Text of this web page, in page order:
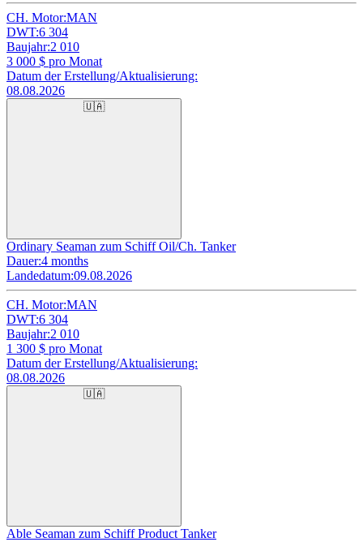
CH. Motor:MAN
DWT:6 304
Baujahr:2 010
3 000 $ pro Monat
Datum der Erstellung/Aktualisierung:
08.08.2026
🇺🇦
Ordinary Seaman zum Schiff Oil/Ch. Tanker
Dauer:4 months
Landedatum:09.08.2026
CH. Motor:MAN
DWT:6 304
Baujahr:2 010
1 300 $ pro Monat
Datum der Erstellung/Aktualisierung:
08.08.2026
🇺🇦
Able Seaman zum Schiff Product Tanker